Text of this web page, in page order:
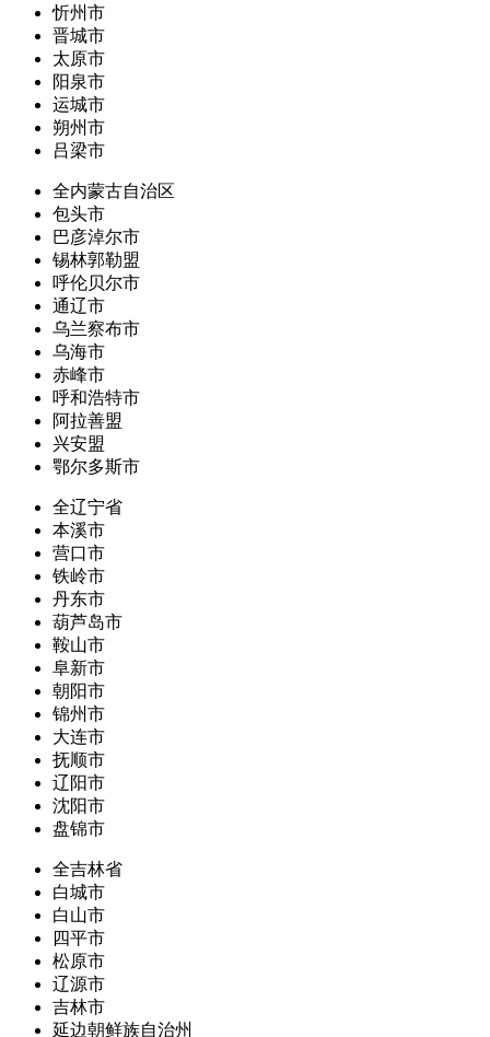
忻州市
晋城市
太原市
阳泉市
运城市
朔州市
吕梁市
全内蒙古自治区
包头市
巴彦淖尔市
锡林郭勒盟
呼伦贝尔市
通辽市
乌兰察布市
乌海市
赤峰市
呼和浩特市
阿拉善盟
兴安盟
鄂尔多斯市
全辽宁省
本溪市
营口市
铁岭市
丹东市
葫芦岛市
鞍山市
阜新市
朝阳市
锦州市
大连市
抚顺市
辽阳市
沈阳市
盘锦市
全吉林省
白城市
白山市
四平市
松原市
辽源市
吉林市
延边朝鲜族自治州